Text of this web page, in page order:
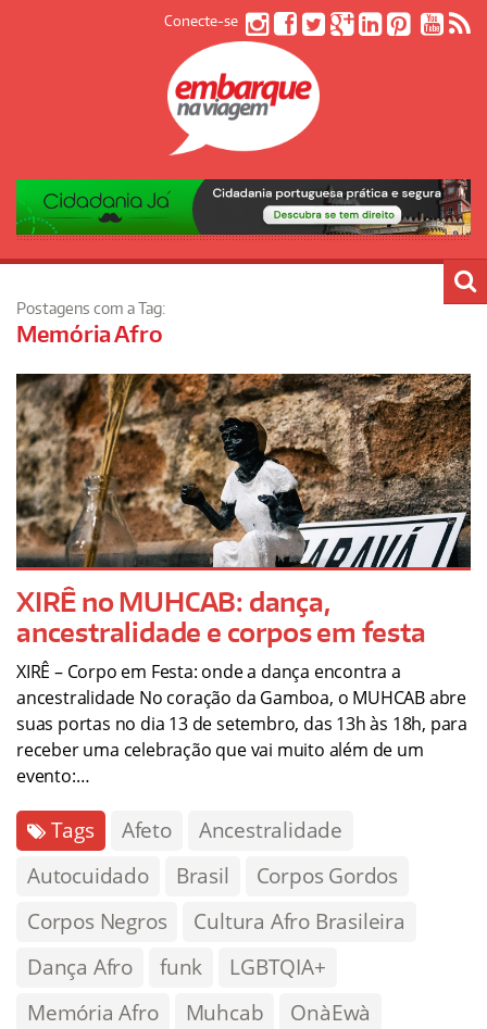
Conecte-se
Postagens com a Tag:
Memória Afro
XIRÊ no MUHCAB: dança,
ancestralidade e corpos em festa
XIRÊ – Corpo em Festa: onde a dança encontra a
ancestralidade No coração da Gamboa, o MUHCAB abre
suas portas no dia 13 de setembro, das 13h às 18h, para
receber uma celebração que vai muito além de um
evento:…
Tags Afeto
Ancestralidade
Autocuidado
Brasil
Corpos Gordos
Corpos Negros
Cultura Afro Brasileira
Dança Afro
funk
LGBTQIA+
Memória Afro
Muhcab
OnàEwà